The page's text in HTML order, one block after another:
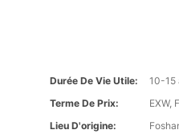
Durée De Vie Utile:
10-15
Terme De Prix:
EXW,
Lieu D'origine: